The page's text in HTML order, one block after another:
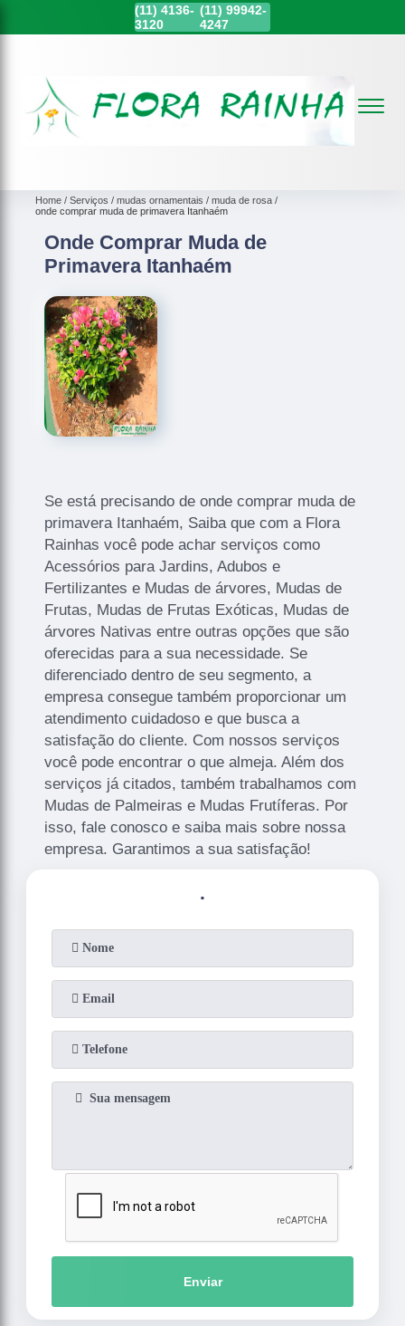
(11) 4136-
3120
(11)99942-
4247
Home Serviços mudas ornamentais
muda de rosa
onde comprar muda de primavera Itanhaém
Onde Comprar Muda de
Primavera Itanhaém
Se está precisando de onde comprar muda de
primavera Itanhaém, Saiba que com a Flora
Rainhas você pode achar serviços como
Acessórios para Jardins, Adubos e
Fertilizantes e Mudas de árvores, Mudas de
Frutas, Mudas de Frutas Exóticas, Mudas de
árvores Nativas entre outras opções que são
oferecidas para a sua necessidade. Se
diferenciado dentro de seu segmento, a
empresa consegue também proporcionar um
atendimento cuidadoso e que busca a
satisfação do cliente. Com nossos serviços
você pode encontrar o que almeja. Além dos
serviços já citados, também trabalhamos com
Mudas de Palmeiras e Mudas Frutíferas. Por
isso, fale conosco e saiba mais sobre nossa
empresa. Garantimos a sua satisfação!
.
Enviar